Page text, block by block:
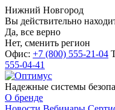
Нижний Новгород
Вы действительно
Да, все верно
Нет, сменить регион
Офис: +7 (800) 555-21-04
555-04-41
Надежные системы
О бренде